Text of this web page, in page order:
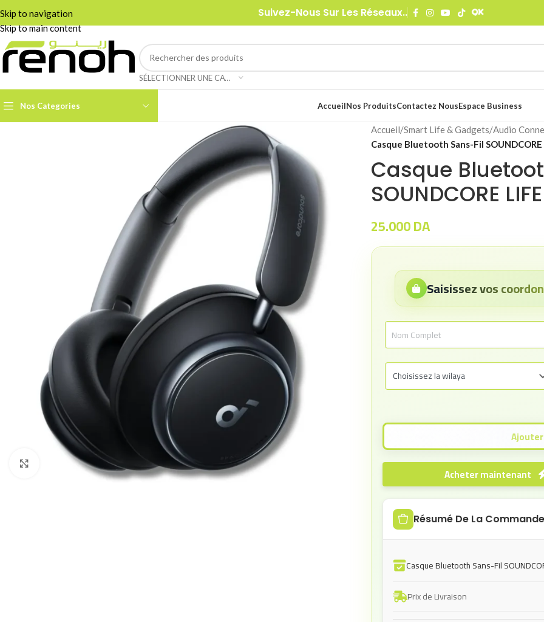
Skip to navigation
Skip to main content
Suivez-Nous Sur Les Réseaux..
SÉLECTIONNER UNE CATÉGORIE
Nos Categories
Adaptateurs &
Convertisseurs
Câbles Audio
Câbles Data & Réseau
Câbles Video
AccueilNos ProduitsContactez NousEspace Business
Click to enlarge
Accueil/Smart Life & Gadgets/Audio
Casque Bluetooth Sans-Fil SOUNDCORE
Casque
SOUNDCORE
25.000DA
Saisissez vos
Acheter maintenant
Résumé De La Commande
Casque Bluetooth Sans-Fil
Prix de Livraison